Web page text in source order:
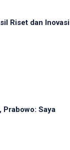
Riset dan Inovasi
Prabowo: Saya